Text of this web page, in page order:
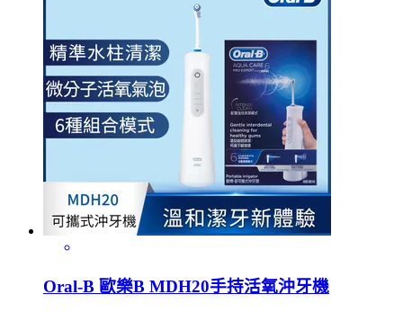
Oral-B 歐樂B MDH20手持活氧沖牙機